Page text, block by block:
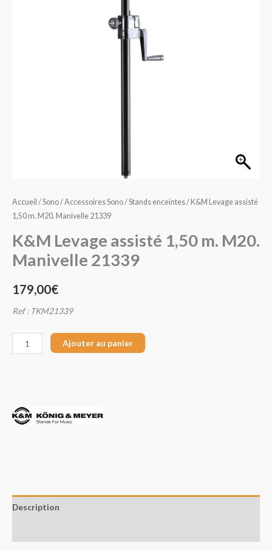
Accueil /Sono/Accessoires Sono/Stands enceintes/ K&M Levage assisté
1,50 m. M20. Manivelle 21339
K&M Levage assisté 1,50 m. M20.
Manivelle 21339
179,00€
Ref : TKM21339
Ajouter au panier
Description